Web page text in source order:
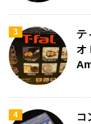
3
テ
オ
4
コ